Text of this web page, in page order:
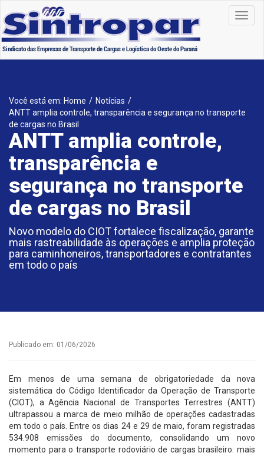
Você está em: Home / Notícias /
ANTT amplia controle, transparência e segurança no transporte
de cargas no Brasil
ANTT amplia controle,
transparência e
segurança no transporte
de cargas no Brasil
Novo modelo do CIOT fortalece fiscalização, garante
mais rastreabilidade às operações e amplia proteção
para caminhoneiros, transportadores e contratantes
em todo o país
Publicado em: 01/06/2026
Em menos de uma semana de obrigatoriedade da nova
sistemática do Código Identificador da Operação de Transporte
(CIOT), a Agência Nacional de Transportes Terrestres (ANTT)
ultrapassou a marca de meio milhão de operações cadastradas
em todo o país. Entre os dias 24 e 29 de maio, foram registradas
534.908 emissões do documento, consolidando um novo
momento para o transporte rodoviário de cargas brasileiro: mais